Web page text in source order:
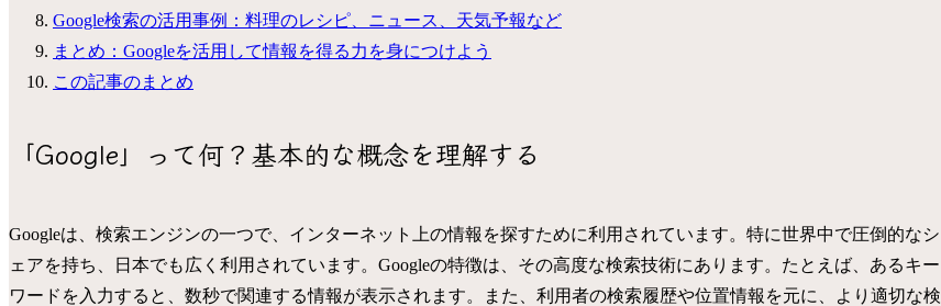
Google検索の活用事例：料理のレシピ、ニュース、天気予報など
まとめ：Googleを活用して情報を得る力を身につけよう
この記事のまとめ
「Google」って何？基本的な概念を理解する
Googleは、検索エンジンの一つで、インターネット上の情報を探すために利用されています。特に世界中で圧倒的なシ
ェアを持ち、日本でも広く利用されています。Googleの特徴は、その高度な検索技術にあります。たとえば、あるキー
ワードを入力すると、数秒で関連する情報が表示されます。また、利用者の検索履歴や位置情報を元に、より適切な検